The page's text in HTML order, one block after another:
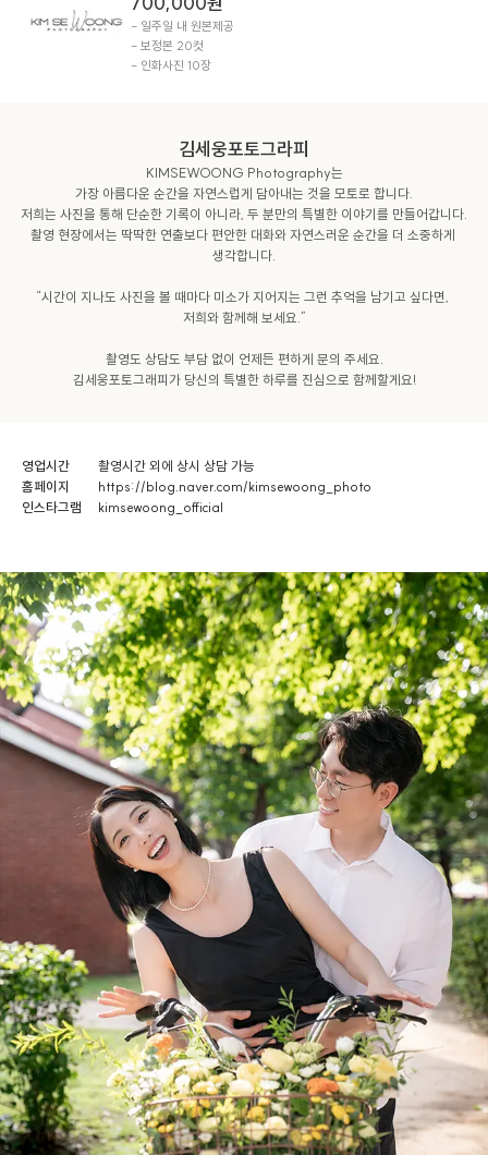
- 일주일 내 원본제공
- 보정본 20컷
- 인화사진 10장
김세웅포토그라피
KIMSEWOONG Photography는
가장 아름다운 순간을 자연스럽게 담아내는 것을 모토로 합니다.
저희는 사진을 통해 단순한 기록이 아니라, 두 분만의 특별한 이야기를 만들어갑니다.
촬영 현장에서는 딱딱한 연출보다 편안한 대화와 자연스러운 순간을 더 소중하게
생각합니다.
“시간이 지나도 사진을 볼 때마다 미소가 지어지는 그런 추억을 남기고 싶다면,
저희와 함께해 보세요.”
촬영도 상담도 부담 없이 언제든 편하게 문의 주세요.
김세웅포토그래피가 당신의 특별한 하루를 진심으로 함께할게요!
영업시간
촬영시간 외에 상시 상담 가능
홈페이지
https://blog.naver.com/kimsewoong_photo
인스타그램
kimsewoong_official